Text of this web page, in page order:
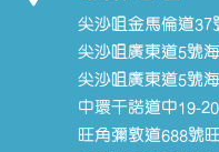
尖沙咀金馬倫道37
尖沙咀廣東道5號
尖沙咀廣東道5號
中環干諾道中19-
旺角彌敦道688號